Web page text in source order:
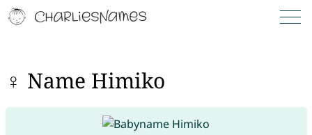
♀ Name Himiko